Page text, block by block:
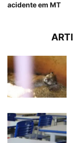
acidente em MT